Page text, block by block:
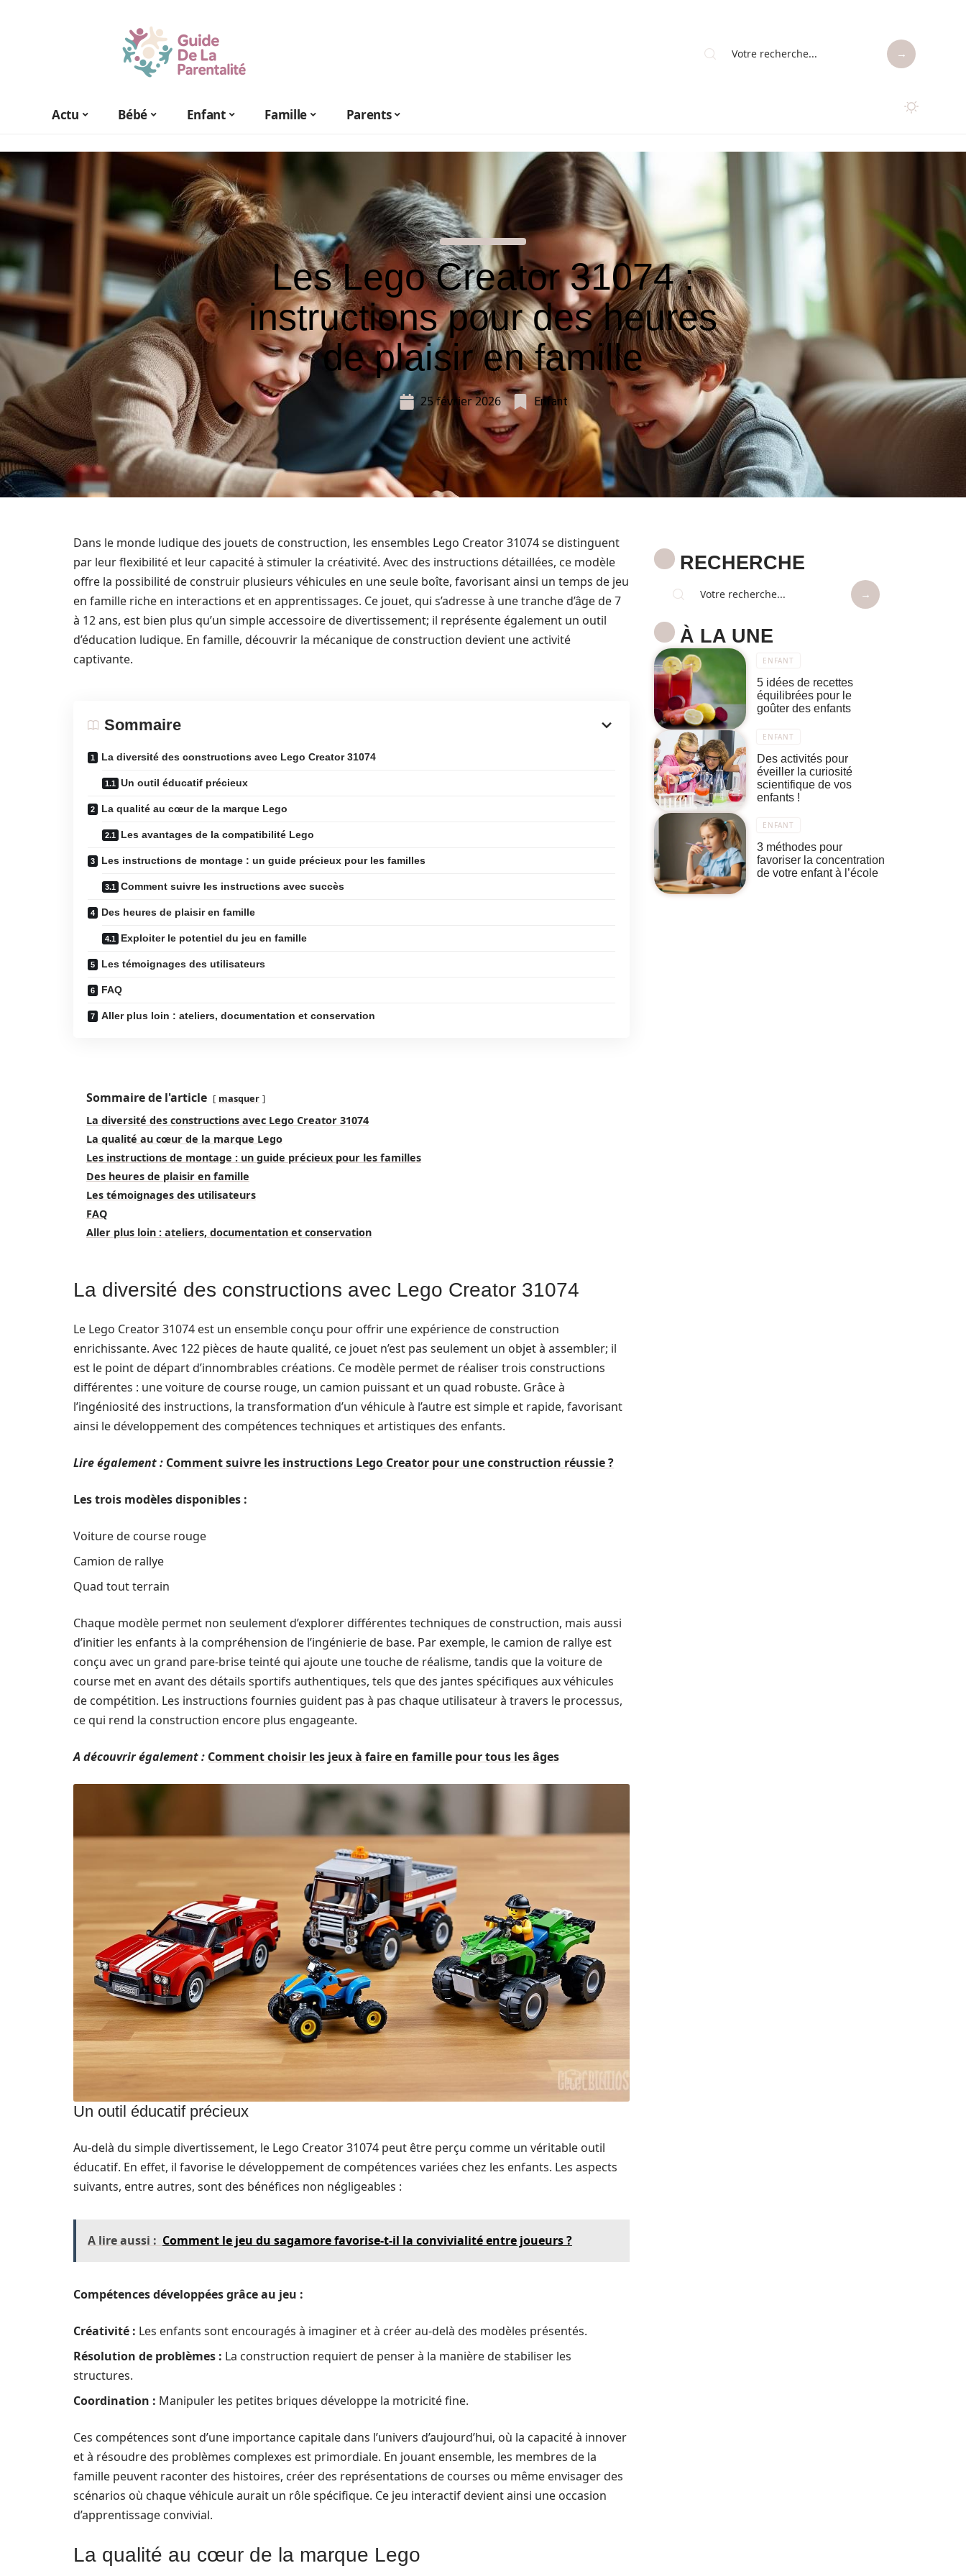
Actu Bébé Enfant Famille Parents
Les Lego Creator 31074 :
instructions pour des heures
de plaisir en famille
25 février 2026 Enfant
Dans le monde ludique des jouets de construction, les ensembles Lego Creator 31074 se distinguent
par leur flexibilité et leur capacité à stimuler la créativité. Avec des instructions détaillées, ce modèle
offre la possibilité de construir plusieurs véhicules en une seule boîte, favorisant ainsi un temps de jeu
en famille riche en interactions et en apprentissages. Ce jouet, qui s’adresse à une tranche d’âge de 7
à 12 ans, est bien plus qu’un simple accessoire de divertissement; il représente également un outil
d’éducation ludique. En famille, découvrir la mécanique de construction devient une activité
captivante.
Sommaire
La diversité des constructions avec Lego Creator 31074
Un outil éducatif précieux
La qualité au cœur de la marque Lego
Les avantages de la compatibilité Lego
Les instructions de montage : un guide précieux pour les familles
Comment suivre les instructions avec succès
Des heures de plaisir en famille
Exploiter le potentiel du jeu en famille
Les témoignages des utilisateurs
FAQ
Aller plus loin : ateliers, documentation et conservation
Sommaire de l'article masquer
La diversité des constructions avec Lego Creator 31074
La qualité au cœur de la marque Lego
Les instructions de montage : un guide précieux pour les familles
Des heures de plaisir en famille
Les témoignages des utilisateurs
FAQ
Aller plus loin : ateliers, documentation et conservation
La diversité des constructions avec Lego Creator 31074
Le Lego Creator 31074 est un ensemble conçu pour offrir une expérience de construction
enrichissante. Avec 122 pièces de haute qualité, ce jouet n’est pas seulement un objet à assembler; il
est le point de départ d’innombrables créations. Ce modèle permet de réaliser trois constructions
différentes : une voiture de course rouge, un camion puissant et un quad robuste. Grâce à
l’ingéniosité des instructions, la transformation d’un véhicule à l’autre est simple et rapide, favorisant
ainsi le développement des compétences techniques et artistiques des enfants.
Lire également : Comment suivre les instructions Lego Creator pour une construction réussie ?
Les trois modèles disponibles :
Voiture de course rouge
Camion de rallye
Quad tout terrain
Chaque modèle permet non seulement d’explorer différentes techniques de construction, mais aussi
d’initier les enfants à la compréhension de l’ingénierie de base. Par exemple, le camion de rallye est
conçu avec un grand pare-brise teinté qui ajoute une touche de réalisme, tandis que la voiture de
course met en avant des détails sportifs authentiques, tels que des jantes spécifiques aux véhicules
de compétition. Les instructions fournies guident pas à pas chaque utilisateur à travers le processus,
ce qui rend la construction encore plus engageante.
A découvrir également : Comment choisir les jeux à faire en famille pour tous les âges
Un outil éducatif précieux
Au-delà du simple divertissement, le Lego Creator 31074 peut être perçu comme un véritable outil
éducatif. En effet, il favorise le développement de compétences variées chez les enfants. Les aspects
suivants, entre autres, sont des bénéfices non négligeables :
A lire aussi : Comment le jeu du sagamore favorise-t-il la convivialité entre joueurs ?
Compétences développées grâce au jeu :
Créativité : Les enfants sont encouragés à imaginer et à créer au-delà des modèles présentés.
Résolution de problèmes : La construction requiert de penser à la manière de stabiliser les
structures.
Coordination : Manipuler les petites briques développe la motricité fine.
Ces compétences sont d’une importance capitale dans l’univers d’aujourd’hui, où la capacité à innover
et à résoudre des problèmes complexes est primordiale. En jouant ensemble, les membres de la
famille peuvent raconter des histoires, créer des représentations de courses ou même envisager des
scénarios où chaque véhicule aurait un rôle spécifique. Ce jeu interactif devient ainsi une occasion
d’apprentissage convivial.
La qualité au cœur de la marque Lego
RECHERCHE
À LA UNE
ENFANT
5 idées de recettes
équilibrées pour le
goûter des enfants
ENFANT
Des activités pour
éveiller la curiosité
scientifique de vos
enfants !
ENFANT
3 méthodes pour
favoriser la concentration
de votre enfant à l’école